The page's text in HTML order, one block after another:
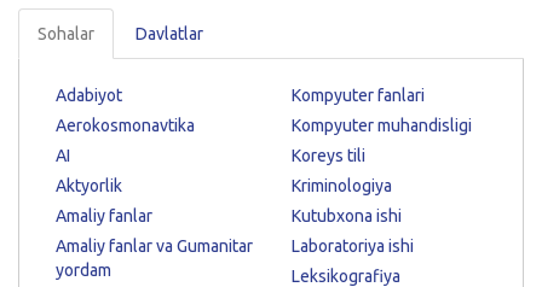
Sohalar Davlatlar
Adabiyot
Aerokosmonavtika
AI
Aktyorlik
Amaliy fanlar
Amaliy fanlar va Gumanitar
yordam
Kompyuter fanlari
Kompyuter muhandisligi
Koreys tili
Kriminologiya
Kutubxona ishi
Laboratoriya ishi
Leksikografiya